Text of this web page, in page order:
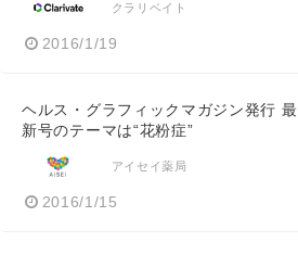
クラリベイト
2016/1/19
ヘルス・グラフィックマガジン発行 最
新号のテーマは“花粉症”
アイセイ薬局
2016/1/15